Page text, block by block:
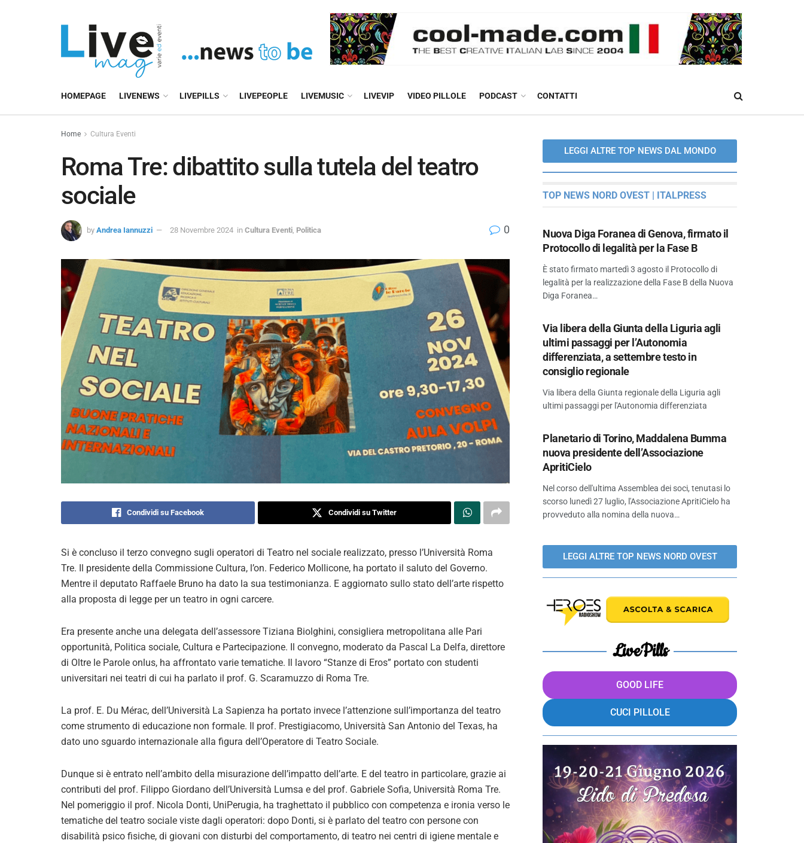
HOMEPAGE LIVENEWS LIVEPILLS LIVEPEOPLE LIVEMUSIC LIVEVIP VIDEO PILLOLE PODCAST CONTATTI
Home Cultura Eventi
Roma Tre: dibattito sulla tutela del teatro
sociale
by Andrea Iannuzzi 28 Novembre 2024 in Cultura Eventi Politica 0
Condividi su Facebook Condividi su Twitter
Si è concluso il terzo convegno sugli operatori di Teatro nel sociale realizzato, presso l’Università Roma
Tre. Il presidente della Commissione Cultura, l’on. Federico Mollicone, ha portato il saluto del Governo.
Mentre il deputato Raffaele Bruno ha dato la sua testimonianza. E aggiornato sullo stato dell’arte rispetto
alla proposta di legge per un teatro in ogni carcere.
Era presente anche una delegata dell’assessore Tiziana Biolghini, consigliera metropolitana alle Pari
opportunità, Politica sociale, Cultura e Partecipazione. Il convegno, moderato da Pascal La Delfa, direttore
di Oltre le Parole onlus, ha affrontato varie tematiche. Il lavoro “Stanze di Eros” portato con studenti
universitari nei teatri di cui ha parlato il prof. G. Scaramuzzo di Roma Tre.
La prof. E. Du Mérac, dell’Università La Sapienza ha portato invece l’attenzione sull’importanza del teatro
come strumento di educazione non formale. Il prof. Prestigiacomo, Università San Antonio del Texas, ha
dato uno sguardo internazionale alla figura dell’Operatore di Teatro Sociale.
Dunque si è entrato nell’ambito della misurazione dell’impatto dell’arte. E del teatro in particolare, grazie ai
contributi del prof. Filippo Giordano dell’Università Lumsa e del prof. Gabriele Sofia, Università Roma Tre.
Nel pomeriggio il prof. Nicola Donti, UniPerugia, ha traghettato il pubblico con competenza e ironia verso le
tematiche del teatro sociale viste dagli operatori: dopo Donti, si è parlato del teatro con persone con
disabilità psico fisiche, di giovani con disturbi del comportamento, di teatro nei centri di igiene mentale e
LEGGI ALTRE TOP NEWS DAL MONDO
TOP NEWS NORD OVEST | ITALPRESS
Nuova Diga Foranea di Genova, firmato il
Protocollo di legalità per la Fase B
È stato firmato martedì 3 agosto il Protocollo di
legalità per la realizzazione della Fase B della Nuova
Diga Foranea…
Via libera della Giunta della Liguria agli
ultimi passaggi per l’Autonomia
differenziata, a settembre testo in
consiglio regionale
Via libera della Giunta regionale della Liguria agli
ultimi passaggi per l'Autonomia differenziata
Planetario di Torino, Maddalena Bumma
nuova presidente dell’Associazione
ApritiCielo
Nel corso dell'ultima Assemblea dei soci, tenutasi lo
scorso lunedì 27 luglio, l'Associazione ApritiCielo ha
provveduto alla nomina della nuova…
LEGGI ALTRE TOP NEWS NORD OVEST
LivePills
GOOD LIFE
CUCI PILLOLE